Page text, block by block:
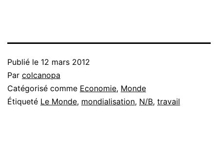
Publié le 12 mars 2012
Par colcanopa
Catégorisé comme Economie, Monde
Étiqueté Le Monde, mondialisation, N/B, travail